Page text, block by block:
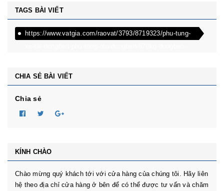
TAGS BÀI VIẾT
https://www.vatgia.com/raovat/3793/8719323/phu-tung-
CHIA SẺ BÀI VIẾT
Chia sẻ
KÍNH CHÀO
Chào mừng quý khách tới với cửa hàng của chúng tôi. Hãy liên
hệ theo địa chỉ cửa hàng ở bên để có thể được tư vấn và chăm